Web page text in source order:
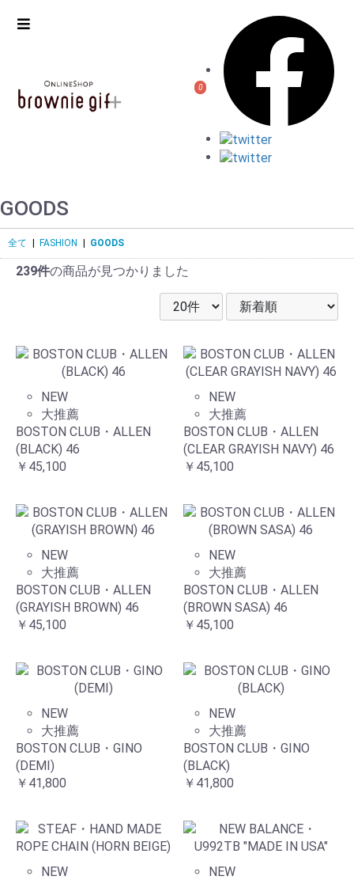
0
GOODS
全て | FASHION | GOODS
239件の商品が見つかりました
NEW
大推薦
BOSTON CLUB・ALLEN
(BLACK) 46
￥45,100
NEW
大推薦
BOSTON CLUB・ALLEN
(CLEAR GRAYISH NAVY) 46
￥45,100
NEW
大推薦
BOSTON CLUB・ALLEN
(GRAYISH BROWN) 46
￥45,100
NEW
大推薦
BOSTON CLUB・ALLEN
(BROWN SASA) 46
￥45,100
NEW
大推薦
BOSTON CLUB・GINO
(DEMI)
￥41,800
NEW
大推薦
BOSTON CLUB・GINO
(BLACK)
￥41,800
NEW
NEW